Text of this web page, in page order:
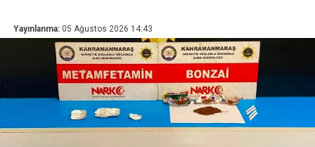
Yayınlanma: 05 Ağustos 2026 14:43